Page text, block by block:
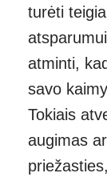
turėti
atminti,
savo
Tokiais
augimas